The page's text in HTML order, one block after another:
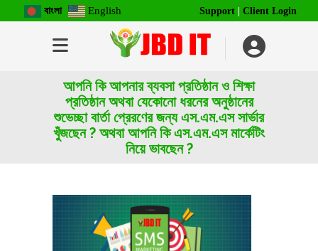
বাংলা English Support Client Login
আপনি কি আপনার ব্যবসা প্রতিষ্ঠান ও শিক্ষা
প্রতিষ্ঠান অথবা যেকোনো ধরনের অনুষ্ঠানের
শুভেচ্ছা বার্তা প্রেরণের জন্য এস.এম.এস সার্ভার
খুঁজছেন ? অথবা আপনি কি এস.এম.এস মার্কেটিং
নিয়ে ভাবছেন ?